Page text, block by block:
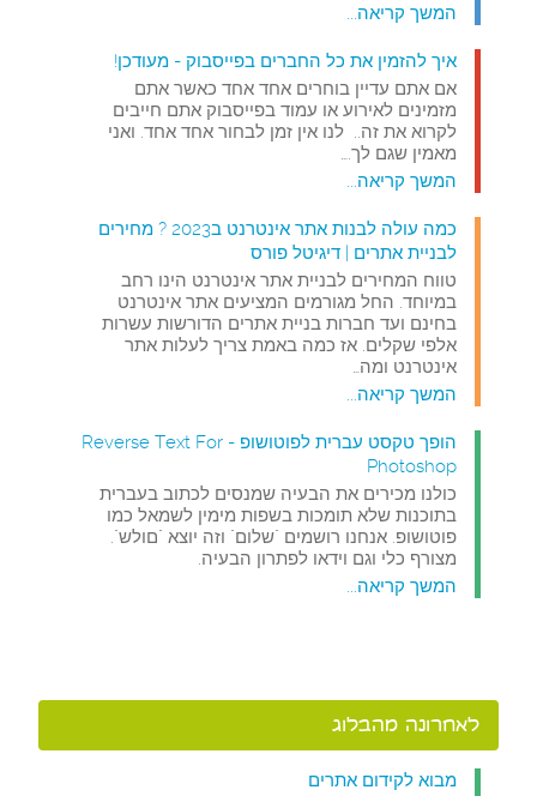
המשך קריאה...
איך להזמין את כל החברים בפייסבוק - מעודכן!
אם אתם עדיין בוחרים אחד אחד כאשר אתם
מזמינים לאירוע או עמוד בפייסבוק אתם חייבים
לקרוא את זה.. לנו אין זמן לבחור אחד אחד. ואני
מאמין שגם לך.…
המשך קריאה...
כמה עולה לבנות אתר אינטרנט ב2023 ? מחירים
לבניית אתרים | דיגיטל פורס
טווח המחירים לבניית אתר אינטרנט הינו רחב
במיוחד. החל מגורמים המציעים אתר אינטרנט
בחינם ועד חברות בניית אתרים הדורשות עשרות
אלפי שקלים. אז כמה באמת צריך לעלות אתר
אינטרנט ומה…
המשך קריאה...
הופך טקסט עברית לפוטושופ - Reverse Text For
Photoshop
כולנו מכירים את הבעיה שמנסים לכתוב בעברית
בתוכנות שלא תומכות בשפות מימין לשמאל כמו
פוטושופ. אנחנו רושמים "שלום" וזה יוצא "םולש".
מצורף כלי וגם וידאו לפתרון הבעיה.
המשך קריאה...
לאחרונה מהבלוג
מבוא לקידום אתרים